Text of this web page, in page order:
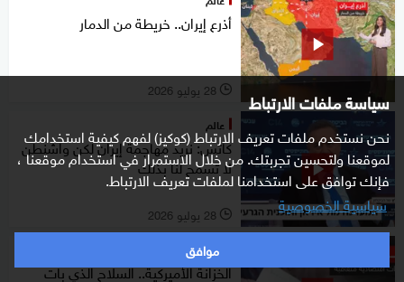
سياسة ملفات الارتباط
نحن نستخدم ملفات تعريف الارتباط (كوكيز) لفهم كيفية استخدامك
لموقعنا ولتحسين تجربتك. من خلال الاستمرار في استخدام موقعنا ،
فإنك توافق على استخدامنا لملفات تعريف الارتباط.
سياسية الخصوصية
موافق
أذرع إيران.. خريطة من الدمار
l 28 يوليو 2026
عالم
كاتس: نريد مهاجمة إيران لكن واشنطن
لا تسمح لنا بذلك
l 28 يوليو 2026
عالم
الخزانة الأميركية.. السلاح الذي بات